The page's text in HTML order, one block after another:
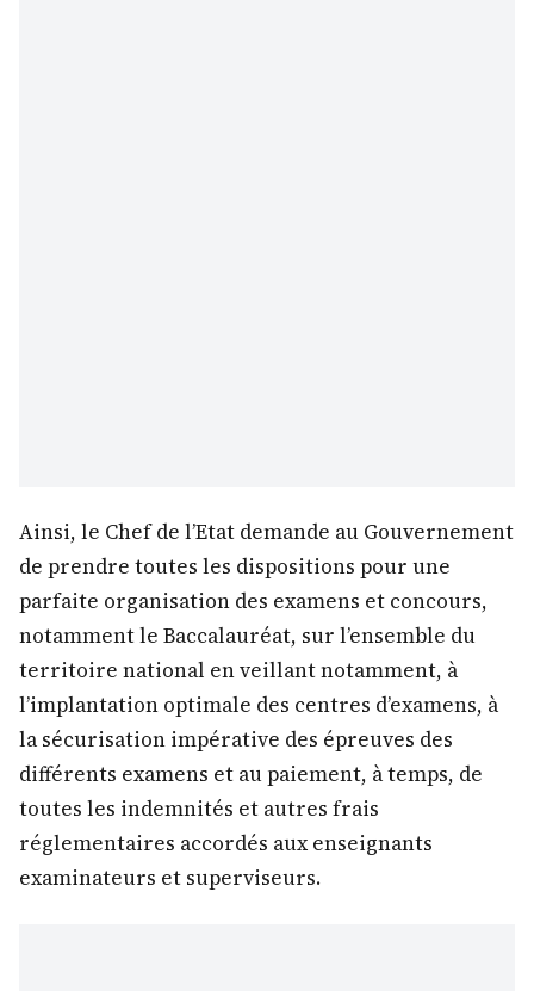
Ainsi, le Chef de l’Etat demande au Gouvernement
de prendre toutes les dispositions pour une
parfaite organisation des examens et concours,
notamment le Baccalauréat, sur l’ensemble du
territoire national en veillant notamment, à
l’implantation optimale des centres d’examens, à
la sécurisation impérative des épreuves des
différents examens et au paiement, à temps, de
toutes les indemnités et autres frais
réglementaires accordés aux enseignants
examinateurs et superviseurs.